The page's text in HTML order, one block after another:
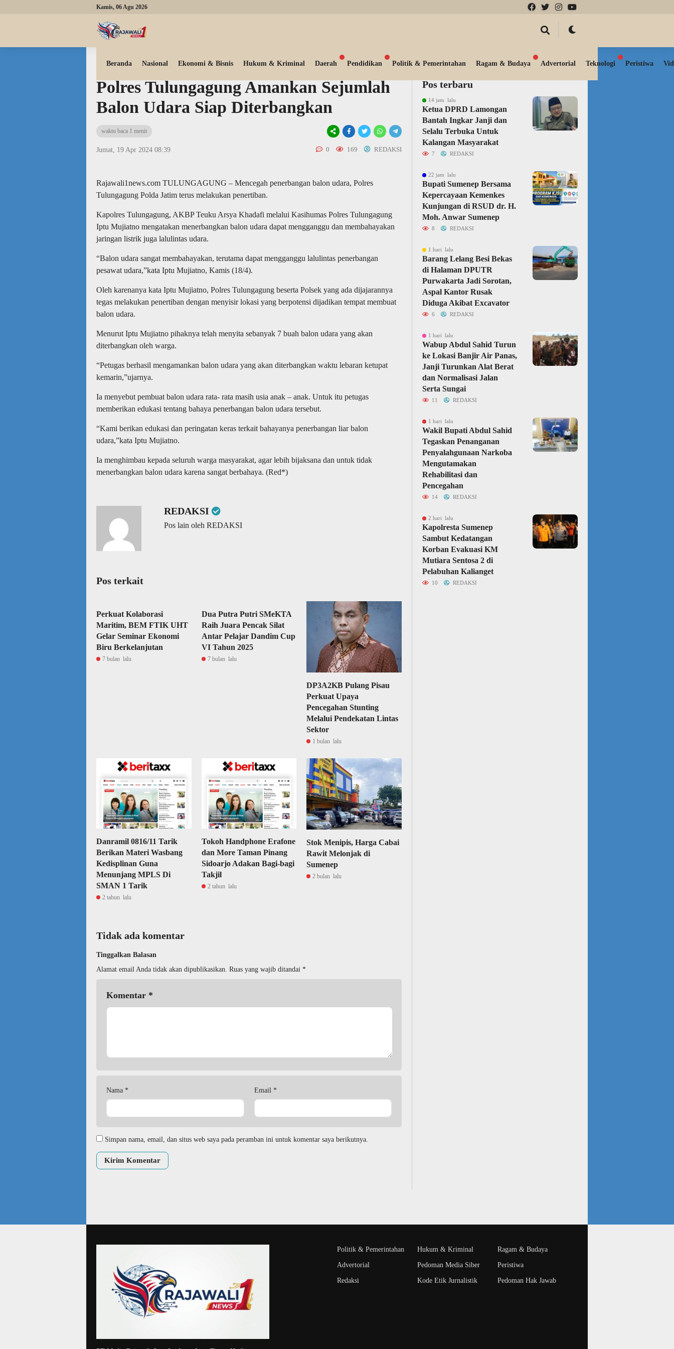
Kamis, 06 Agu 2026
Beranda Nasional Ekonomi & Bisnis Hukum & Kriminal Daerah Pendidikan Politik & Pemerintahan Ragam & Budaya Advertorial Teknologi Peristiwa
Polres Tulungagung Amankan Sejumlah
Balon Udara Siap Diterbangkan
waktu baca 1 menit
Jumat, 19 Apr 2024 08:39 0 169 REDAKSI
Rajawali1news.com TULUNGAGUNG – Mencegah penerbangan balon udara, Polres
Tulungagung Polda Jatim terus melakukan penertiban.
Kapolres Tulungagung, AKBP Teuku Arsya Khadafi melalui Kasihumas Polres Tulungagung
Iptu Mujiatno mengatakan menerbangkan balon udara dapat mengganggu dan membahayakan
jaringan listrik juga lalulintas udara.
“Balon udara sangat membahayakan, terutama dapat mengganggu lalulintas penerbangan
pesawat udara,”kata Iptu Mujiatno, Kamis (18/4).
Oleh karenanya kata Iptu Mujiatno, Polres Tulungagung beserta Polsek yang ada dijajarannya
tegas melakukan penertiban dengan menyisir lokasi yang berpotensi dijadikan tempat membuat
balon udara.
Menurut Iptu Mujiatno pihaknya telah menyita sebanyak 7 buah balon udara yang akan
diterbangkan oleh warga.
“Petugas berhasil mengamankan balon udara yang akan diterbangkan waktu lebaran ketupat
kemarin,”ujarnya.
Ia menyebut pembuat balon udara rata- rata masih usia anak – anak. Untuk itu petugas
memberikan edukasi tentang bahaya penerbangan balon udara tersebut.
“Kami berikan edukasi dan peringatan keras terkait bahayanya penerbangan liar balon
udara,”kata Iptu Mujiatno.
Ia menghimbau kepada seluruh warga masyarakat, agar lebih bijaksana dan untuk tidak
menerbangkan balon udara karena sangat berbahaya. (Red*)
REDAKSI
Pos lain oleh REDAKSI
Pos terkait
Perkuat Kolaborasi
Maritim, BEM FTIK UHT
Gelar Seminar Ekonomi
Biru Berkelanjutan
7 bulan lalu
Dua Putra Putri SMeKTA
Raih Juara Pencak Silat
Antar Pelajar Dandim Cup
VI Tahun 2025
7 bulan lalu
DP3A2KB Pulang Pisau
Perkuat Upaya
Pencegahan Stunting
Melalui Pendekatan Lintas
Sektor
1 bulan lalu
Danramil 0816/11 Tarik
Berikan Materi Wasbang
Kedisplinan Guna
Menunjang MPLS Di
SMAN 1 Tarik
2 tahun lalu
Tokoh Handphone Erafone
dan More Taman Pinang
Sidoarjo Adakan Bagi-bagi
Takjil
2 tahun lalu
Stok Menipis, Harga Cabai
Rawit Melonjak di
Sumenep
2 bulan lalu
Tidak ada komentar
Tinggalkan Balasan
Alamat email Anda tidak akan dipublikasikan. Ruas yang wajib ditandai *
Komentar *
Nama * Email *
Simpan nama, email, dan situs web saya pada peramban ini untuk komentar saya berikutnya.
Pos terbaru
14 jam lalu
Ketua DPRD Lamongan
Bantah Ingkar Janji dan
Selalu Terbuka Untuk
Kalangan Masyarakat
7 REDAKSI
22 jam lalu
Bupati Sumenep Bersama
Kepercayaan Kemenkes
Kunjungan di RSUD dr. H.
Moh. Anwar Sumenep
8 REDAKSI
1 hari lalu
Barang Lelang Besi Bekas
di Halaman DPUTR
Purwakarta Jadi Sorotan,
Aspal Kantor Rusak
Diduga Akibat Excavator
6 REDAKSI
1 hari lalu
Wabup Abdul Sahid Turun
ke Lokasi Banjir Air Panas,
Janji Turunkan Alat Berat
dan Normalisasi Jalan
Serta Sungai
11 REDAKSI
1 hari lalu
Wakil Bupati Abdul Sahid
Tegaskan Penanganan
Penyalahgunaan Narkoba
Mengutamakan
Rehabilitasi dan
Pencegahan
14 REDAKSI
2 hari lalu
Kapolresta Sumenep
Sambut Kedatangan
Korban Evakuasi KM
Mutiara Sentosa 2 di
Pelabuhan Kalianget
10 REDAKSI
Politik & Pemerintahan
Advertorial
Redaksi
Hukum & Kriminal
Pedoman Media Siber
Kode Etik Jurnalistik
Ragam & Budaya
Peristiwa
Pedoman Hak Jawab